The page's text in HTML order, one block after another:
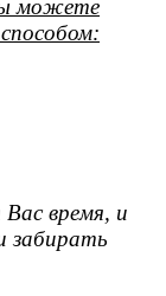
можете
время, и
забирать